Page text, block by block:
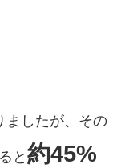
ましたが、その
と 約45%